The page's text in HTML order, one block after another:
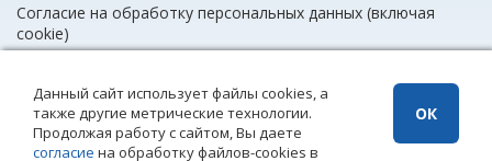
Согласие на обработку персональных данных (включая
cookie)
info@rieltnet.ru
© 2005 - 2026 ООО Агентство недвижимости «Риэлт» Мурманск, ул.
Данный сайт использует файлы cookies, а
также другие метрические технологии.
Продолжая работу с сайтом, Вы даете
согласие на обработку файлов-cookies в
ОК